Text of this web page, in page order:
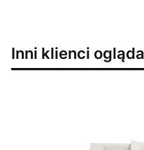
Inni klienci